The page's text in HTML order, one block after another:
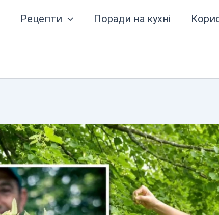
Рецепти Поради на кухні